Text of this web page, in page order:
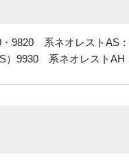
9820 系ネオレストAS
）9930 系ネオレストAH